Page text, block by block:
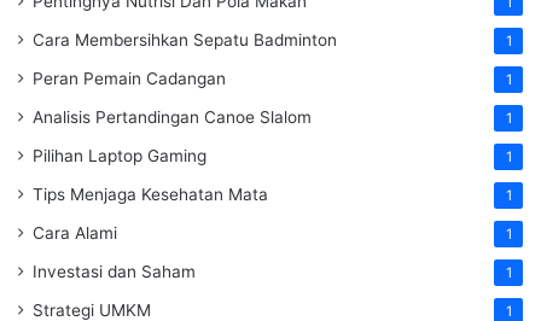
Cara Membersihkan Sepatu Badminton 1
Peran Pemain Cadangan 1
Analisis Pertandingan Canoe Slalom 1
Pilihan Laptop Gaming 1
Tips Menjaga Kesehatan Mata 1
Cara Alami 1
Investasi dan Saham 1
Strategi UMKM 1